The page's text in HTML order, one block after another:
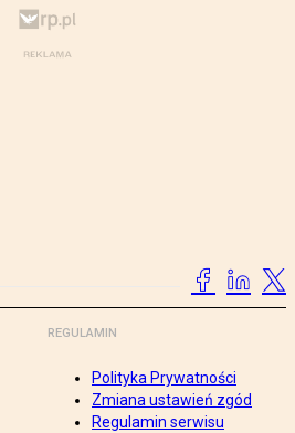
REGULAMIN
Polityka Prywatności
Zmiana ustawień zgód
Regulamin serwisu